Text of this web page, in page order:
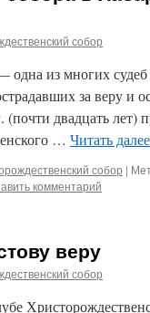
собор
из многих
за веру и
двадцать лет)
… Читать далее
собор |
комментарий
веру
собор